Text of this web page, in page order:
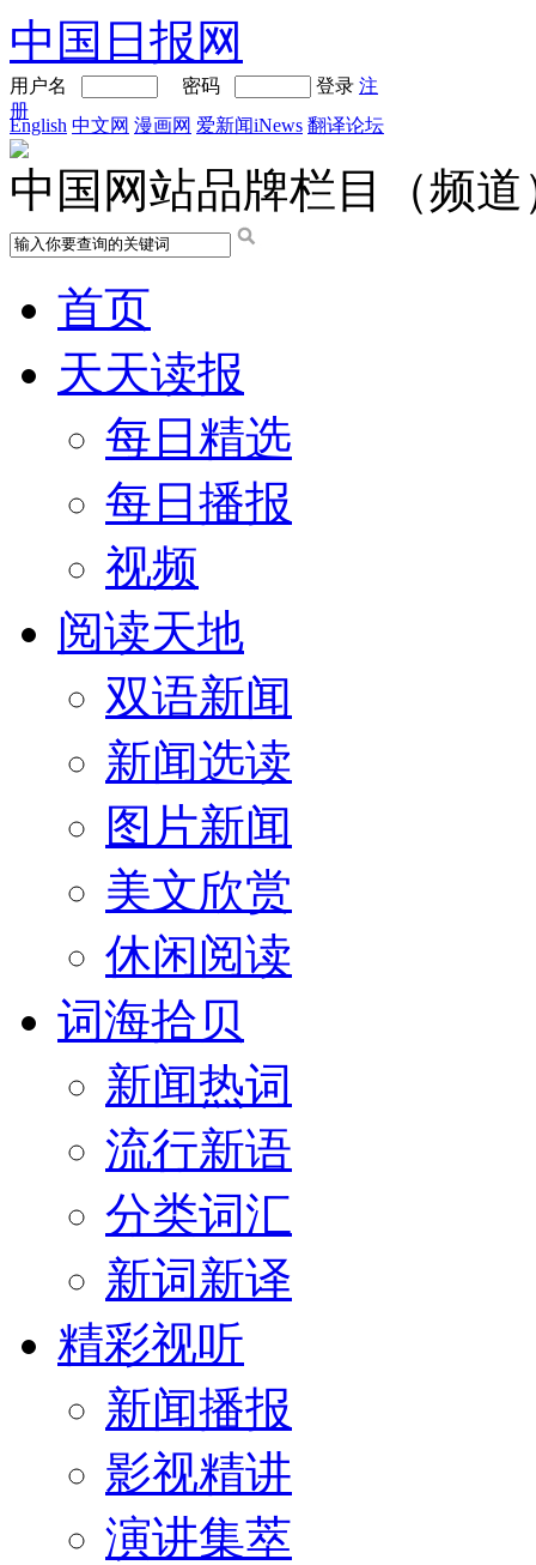
中国日报网
用户名 密码 登录 注
册
English 中文网 漫画网 爱新闻iNews 翻译论坛
中国网站品牌栏目（频道
首页
天天读报
每日精选
每日播报
视频
阅读天地
双语新闻
新闻选读
图片新闻
美文欣赏
休闲阅读
词海拾贝
新闻热词
流行新语
分类词汇
新词新译
精彩视听
新闻播报
影视精讲
演讲集萃